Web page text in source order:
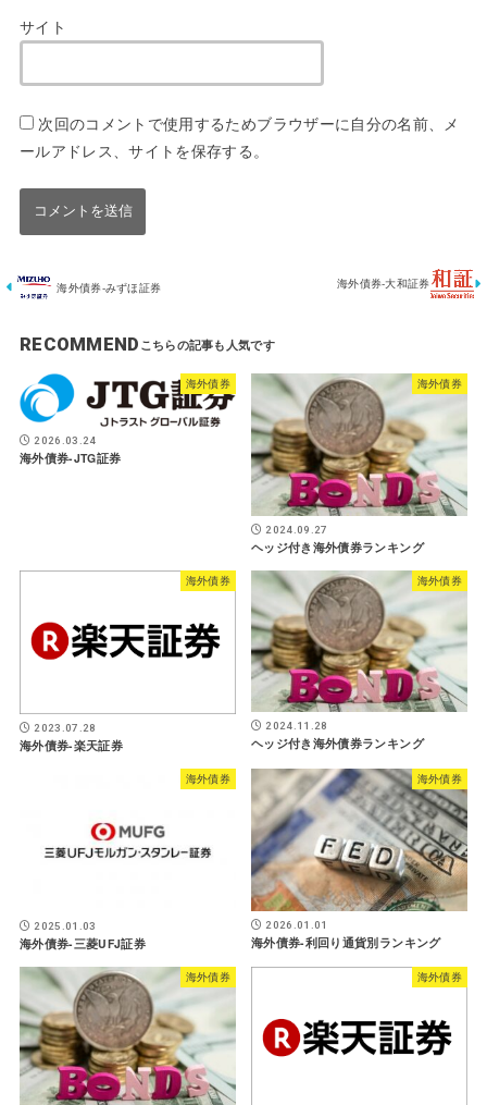
サイト
次回のコメントで使用するためブラウザーに自分の名前、メ
ールアドレス、サイトを保存する。
海外債券-みずほ証券 海外債券-大和証券
RECOMMEND
海外債券
2026.03.24
海外債券-JTG証券
海外債券
2024.09.27
ヘッジ付き海外債券ランキング
海外債券
2023.07.28
海外債券-楽天証券
海外債券
2024.11.28
ヘッジ付き海外債券ランキング
海外債券
2025.01.03
海外債券-三菱UFJ証券
海外債券
2026.01.01
海外債券-利回り通貨別ランキング
海外債券 海外債券